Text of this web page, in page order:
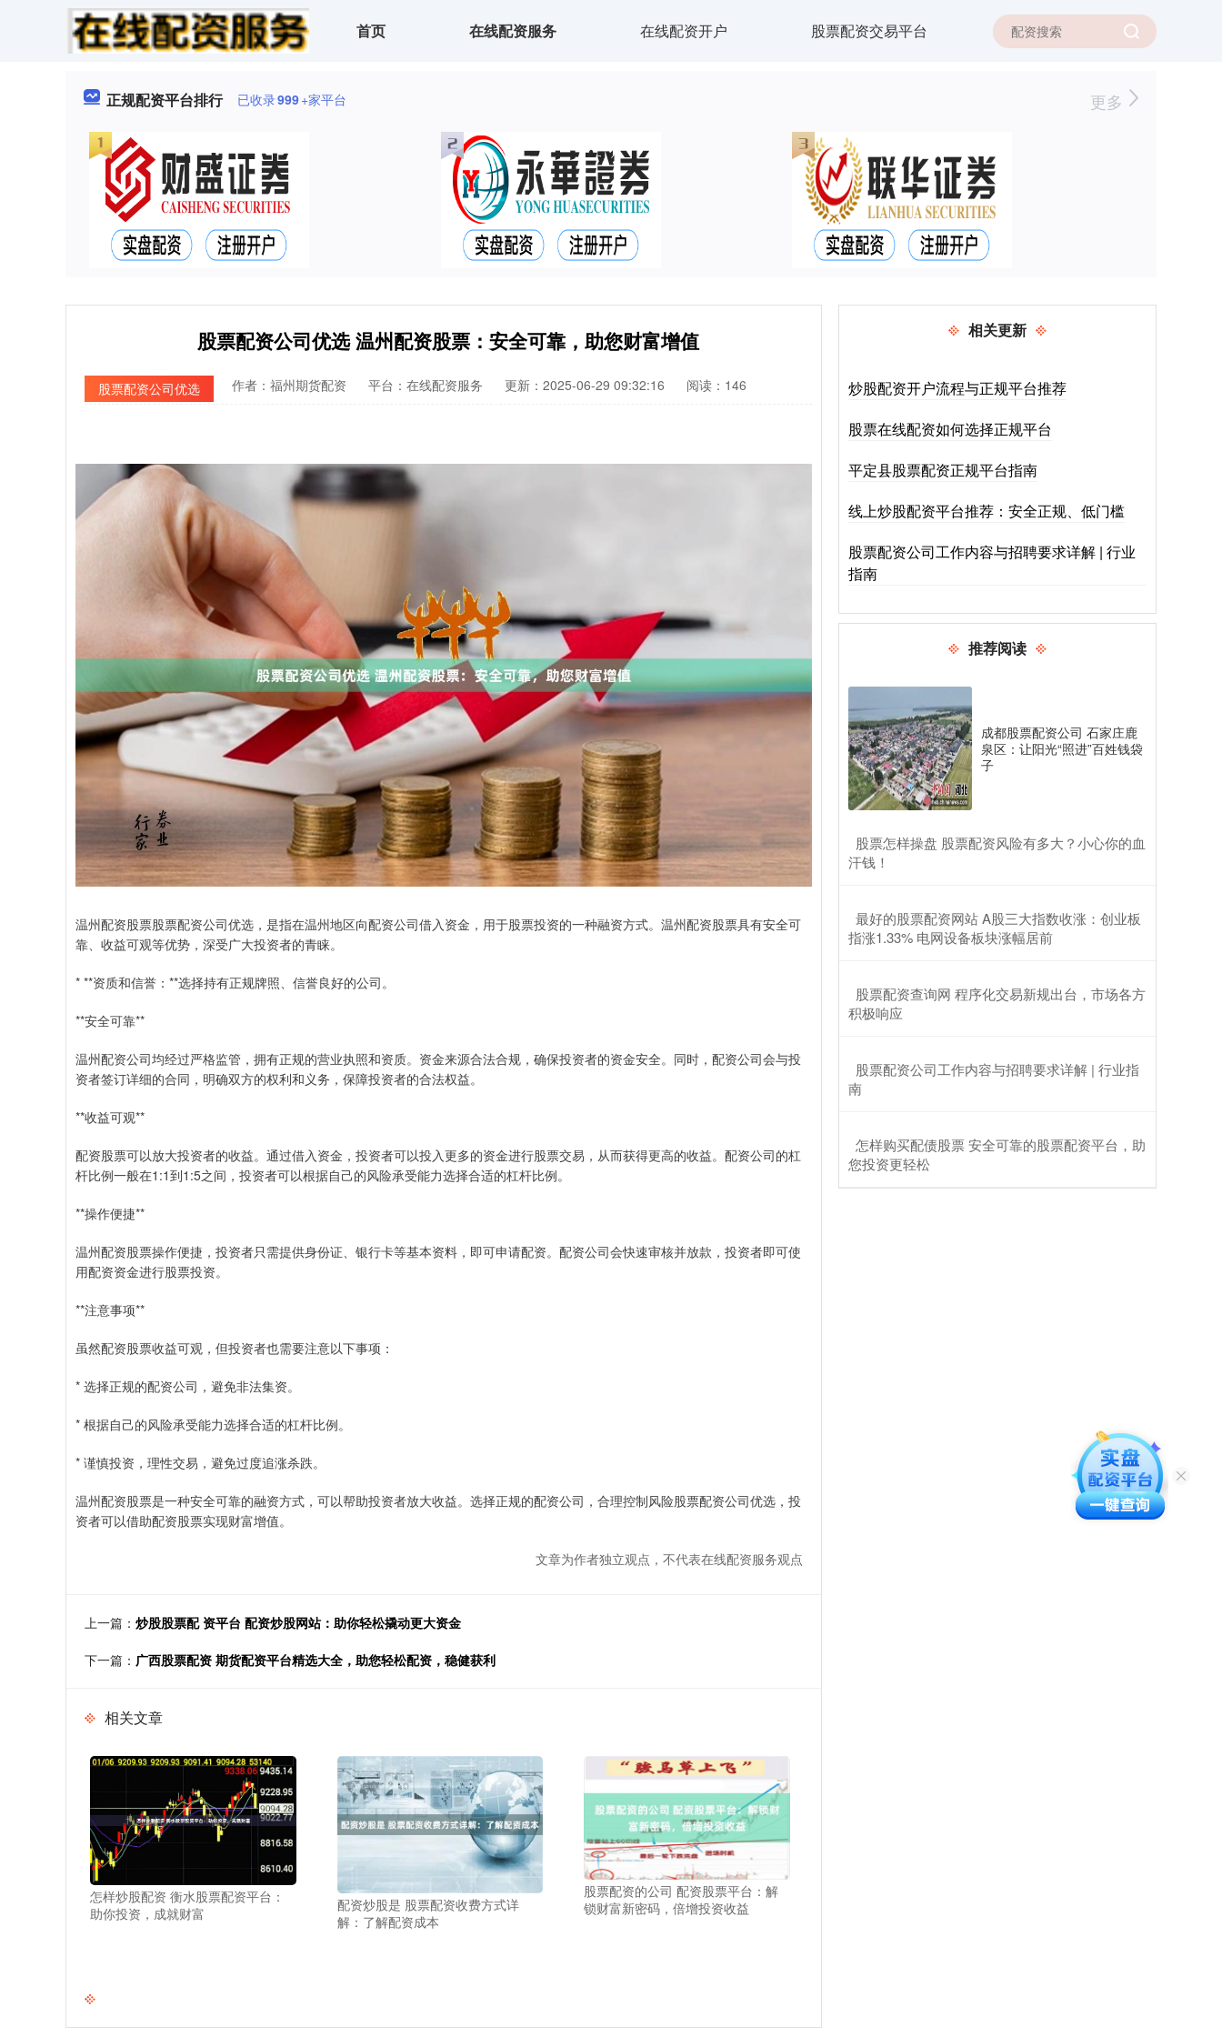
首页 在线配资服务 在线配资开户 股票配资交易平台
正规配资平台排行 已收录999+家平台 更多
股票配资公司优选 温州配资股票：安全可靠，助您财富增值
股票配资公司优选 作者：福州期货配资 平台：在线配资服务 更新：2025-06-29 09:32:16 阅读：146
温州配资股票股票配资公司优选，是指在温州地区向配资公司借入资金，用于股票投资的一种融资方式。温州配资股票具有安全可
靠、收益可观等优势，深受广大投资者的青睐。
* **资质和信誉：**选择持有正规牌照、信誉良好的公司。
**安全可靠**
温州配资公司均经过严格监管，拥有正规的营业执照和资质。资金来源合法合规，确保投资者的资金安全。同时，配资公司会与投
资者签订详细的合同，明确双方的权利和义务，保障投资者的合法权益。
**收益可观**
配资股票可以放大投资者的收益。通过借入资金，投资者可以投入更多的资金进行股票交易，从而获得更高的收益。配资公司的杠
杆比例一般在1:1到1:5之间，投资者可以根据自己的风险承受能力选择合适的杠杆比例。
**操作便捷**
温州配资股票操作便捷，投资者只需提供身份证、银行卡等基本资料，即可申请配资。配资公司会快速审核并放款，投资者即可使
用配资资金进行股票投资。
**注意事项**
虽然配资股票收益可观，但投资者也需要注意以下事项：
* 选择正规的配资公司，避免非法集资。
* 根据自己的风险承受能力选择合适的杠杆比例。
* 谨慎投资，理性交易，避免过度追涨杀跌。
温州配资股票是一种安全可靠的融资方式，可以帮助投资者放大收益。选择正规的配资公司，合理控制风险股票配资公司优选，投
资者可以借助配资股票实现财富增值。
文章为作者独立观点，不代表在线配资服务观点
上一篇： 炒股股票配 资平台 配资炒股网站：助你轻松撬动更大资金
下一篇： 广西股票配资 期货配资平台精选大全，助您轻松配资，稳健获利
相关文章
怎样炒股配资 衡水股票配资平台：
助你投资，成就财富
配资炒股是 股票配资收费方式详
解：了解配资成本
股票配资的公司 配资股票平台：解
锁财富新密码，倍增投资收益
相关更新
炒股配资开户流程与正规平台推荐
股票在线配资如何选择正规平台
平定县股票配资正规平台指南
线上炒股配资平台推荐：安全正规、低门槛
股票配资公司工作内容与招聘要求详解 | 行业
指南
推荐阅读
成都股票配资公司 石家庄鹿
泉区：让阳光“照进”百姓钱袋
子
​股票怎样操盘 股票配资风险有多大？小心你的血
汗钱！
​最好的股票配资网站 A股三大指数收涨：创业板
指涨1.33% 电网设备板块涨幅居前
​股票配资查询网 程序化交易新规出台，市场各方
积极响应
​股票配资公司工作内容与招聘要求详解 | 行业指
南
​怎样购买配债股票 安全可靠的股票配资平台，助
您投资更轻松